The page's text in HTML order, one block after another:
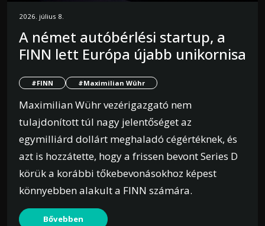
2026. július 8.
A német autóbérlési startup, a
FINN lett Európa újabb unikornisa
#FINN #Maximilian Wühr
Maximilian Wühr vezérigazgató nem
tulajdonított túl nagy jelentőséget az
egymilliárd dollárt meghaladó cégértéknek, és
azt is hozzátette, hogy a frissen bevont Series D
körük a korábbi tőkebevonásokhoz képest
könnyebben alakult a FINN számára.
Bővebben